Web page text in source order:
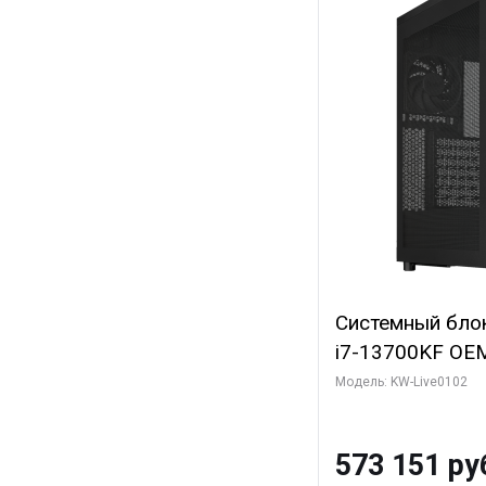
Системный
i7-13700KF
7, C16 8EC/
Turbo/ 960 ГБ
Модель: KW-Live0102
573 151